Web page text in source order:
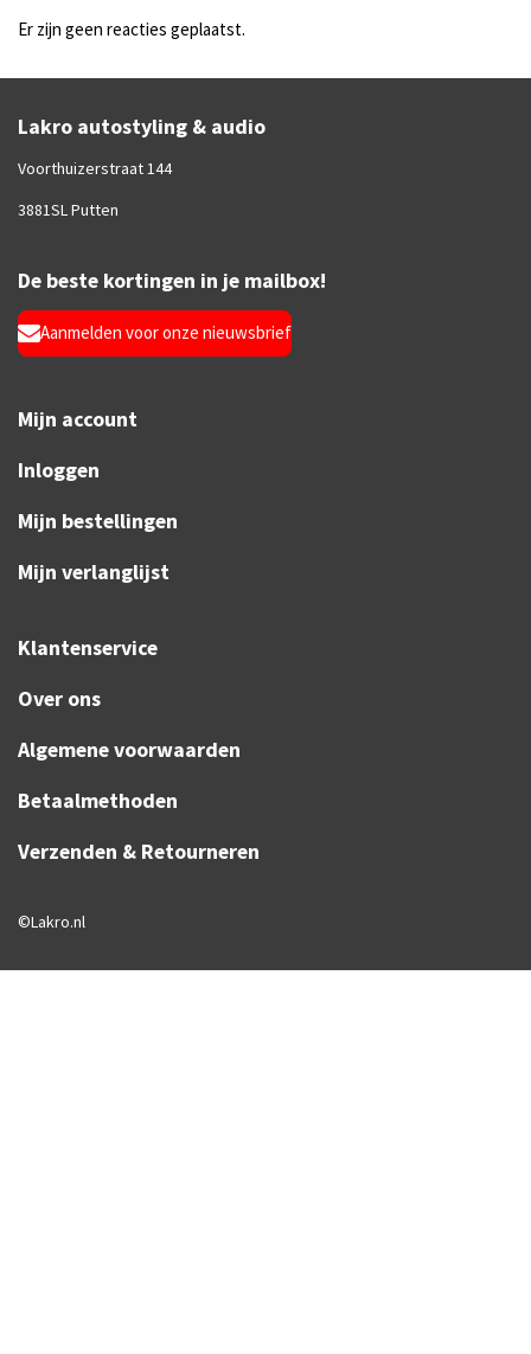
Er zijn geen reacties geplaatst.
Lakro autostyling & audio
Voorthuizerstraat 144
3881SL Putten
De beste kortingen in je mailbox!
Aanmelden voor onze nieuwsbrief
Mijn account
Inloggen
Mijn bestellingen
Mijn verlanglijst
Klantenservice
Over ons
Algemene voorwaarden
Betaalmethoden
Verzenden & Retourneren
©Lakro.nl